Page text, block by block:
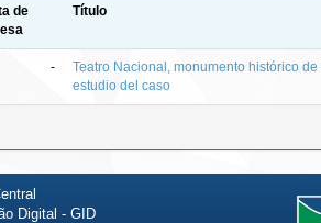
de
Título
-
Teatro Nacional, monumento histórico de
estudio del caso
Digital - GID